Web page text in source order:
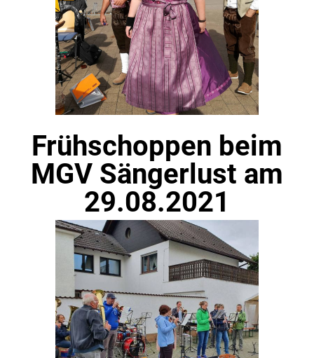
Frühschoppen beim
MGV Sängerlust am
29.08.2021